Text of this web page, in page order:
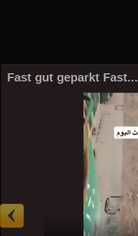
Fast gut geparkt Fast...